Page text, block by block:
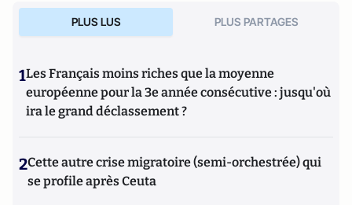
PLUS LUS PLUS PARTAGES
1Les Français moins riches que la moyenne
européenne pour la 3e année consécutive : jusqu'où
ira le grand déclassement ?
2Cette autre crise migratoire (semi-orchestrée) qui
se profile après Ceuta